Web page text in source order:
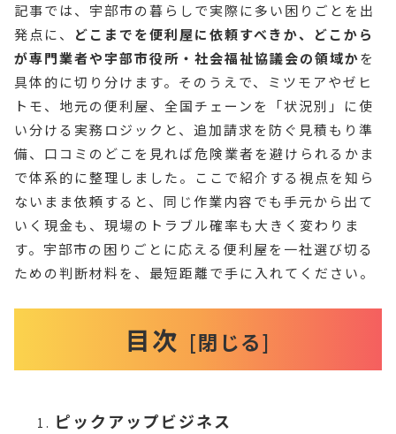
記事では、宇部市の暮らしで実際に多い困りごとを出
発点に、 どこまでを便利屋に依頼すべきか、どこから
が専門業者や宇部市役所・社会福祉協議会の領域かを
具体的に切り分けます。そのうえで、ミツモアやゼヒ
トモ、地元の便利屋、全国チェーンを「状況別」に使
い分ける実務ロジックと、追加請求を防ぐ見積もり準
備、口コミのどこを見れば危険業者を避けられるかま
で体系的に整理しました。ここで紹介する視点を知ら
ないまま依頼すると、同じ作業内容でも手元から出て
いく現金も、現場のトラブル確率も大きく変わりま
す。宇部市の困りごとに応える便利屋を一社選び切る
ための判断材料を、最短距離で手に入れてください。
目次
ピックアップビジネス